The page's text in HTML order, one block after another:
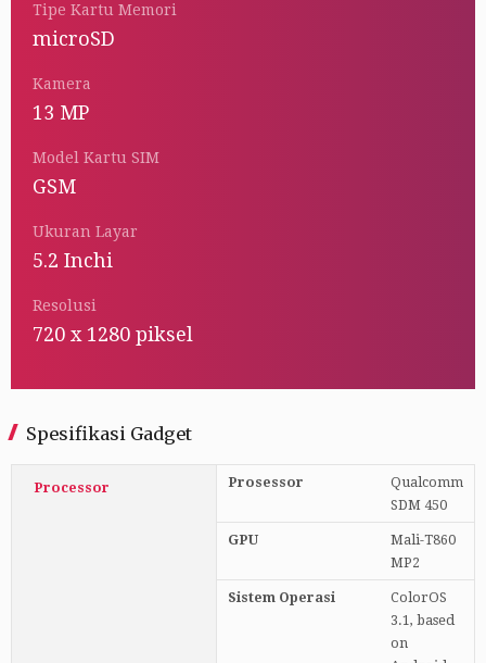
Tipe Kartu Memori
microSD
Kamera
13 MP
Model Kartu SIM
GSM
Ukuran Layar
5.2 Inchi
Resolusi
720 x 1280 piksel
Spesifikasi Gadget
Processor Prosessor
Qualcomm
SDM 450
GPU
Mali-T860
MP2
Sistem Operasi
ColorOS
3.1, based
on